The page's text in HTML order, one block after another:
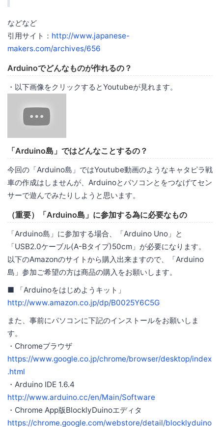
などなど
引用サイト： http://www.japanese-
makers.com/archives/656
Arduinoでどんなものが作れるの？
・以下画像をクリックするとYoutubeが見れます。
「Arduino島」ではどんなことするの？
今回の「Arduino島」ではYoutube動画のようなキャタピラ戦
車の作成はしませんが、Arduinoとパソコンとをつなげてセン
サーで遊んでみたりしようと思います。
（重要）「Arduino島」に参加する為に必要なもの
「Arduino島」に参加する場合、「Arduino Uno」と
「USB2.0ケーブル(A-Bタイプ)50cm」が必要になります。
以下のAmazonのサイトから購入出来ますので、「Arduino
島」参加ご希望の方は商品の購入をお願いします。
■ 「Arduinoをはじめようキット」
http://www.amazon.co.jp/dp/B0025Y6C5G
また、事前にパソコンに下記のインストールをお願いしま
す。
・Chromeブラウザ
https://www.google.co.jp/chrome/browser/desktop/index
.html
・Arduino IDE 1.6.4
http://www.arduino.cc/en/Main/Software
・Chrome App版BlocklyDuinoエディタ
https://chrome.google.com/webstore/detail/blocklyduino